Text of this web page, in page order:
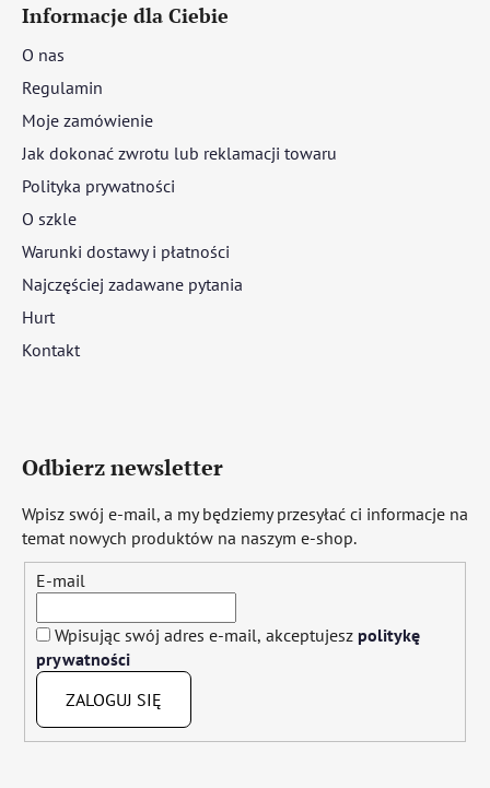
Informacje dla Ciebie
O nas
Regulamin
Moje zamówienie
Jak dokonać zwrotu lub reklamacji towaru
Polityka prywatności
O szkle
Warunki dostawy i płatności
Najczęściej zadawane pytania
Hurt
Kontakt
Odbierz newsletter
Wpisz swój e-mail, a my będziemy przesyłać ci informacje na
temat nowych produktów na naszym e-shop.
E-mail
Wpisując swój adres e-mail, akceptujesz politykę
prywatności
ZALOGUJ SIĘ